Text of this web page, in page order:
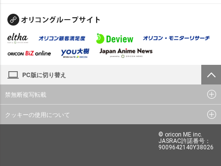
PC版に切り替え
禁無断複写転載
クッキーの使用について
© oricon ME inc.
JASRAC許諾番号：
9009642140Y38026